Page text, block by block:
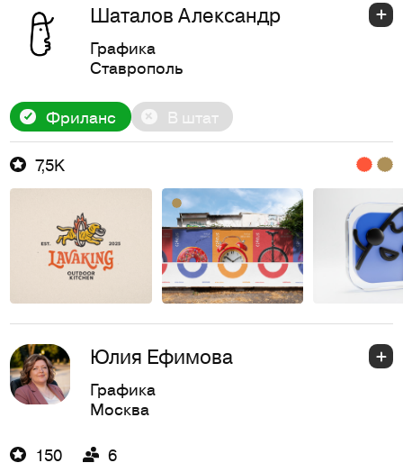
Шаталов Александр
Графика
Ставрополь
Фриланс В штат
7,5K
Юлия Ефимова
Графика
Москва
150 6